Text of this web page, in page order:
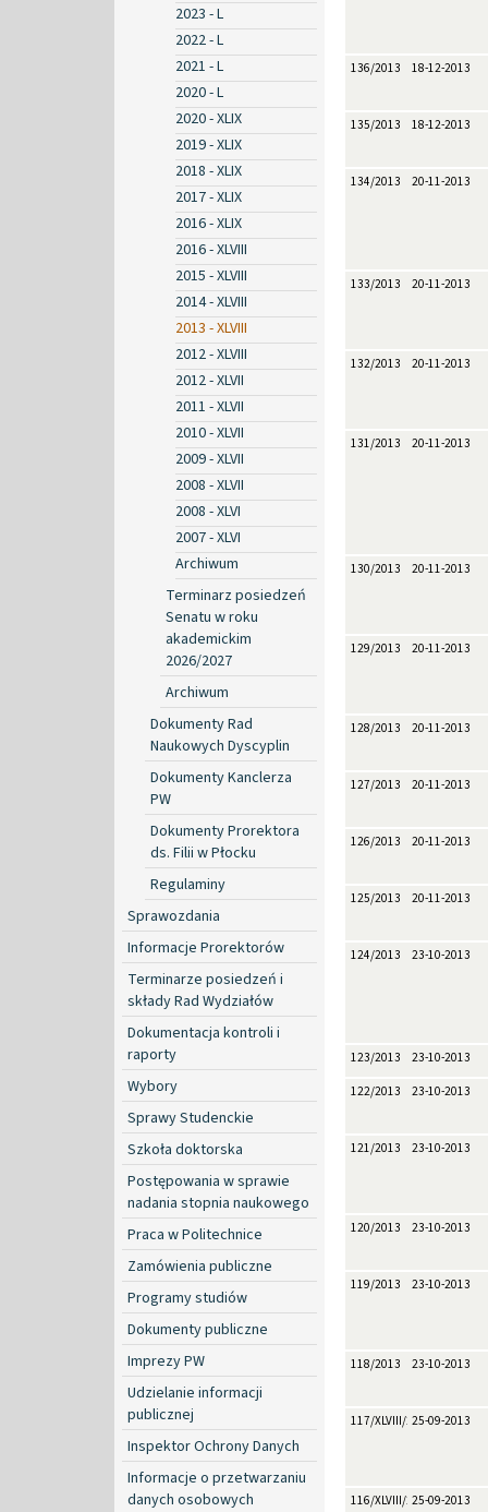
2023 - L
2022 - L
2021 - L
2020 - L
2020 - XLIX
2019 - XLIX
2018 - XLIX
2017 - XLIX
2016 - XLIX
2016 - XLVIII
2015 - XLVIII
2014 - XLVIII
2013 - XLVIII
2012 - XLVIII
2012 - XLVII
2011 - XLVII
2010 - XLVII
2009 - XLVII
2008 - XLVII
2008 - XLVI
2007 - XLVI
Archiwum
Terminarz posiedzeń
Senatu w roku
akademickim
2026/2027
Archiwum
Dokumenty Rad
Naukowych Dyscyplin
Dokumenty Kanclerza
PW
Dokumenty Prorektora
ds. Filii w Płocku
Regulaminy
Sprawozdania
Informacje Prorektorów
Terminarze posiedzeń i
składy Rad Wydziałów
Dokumentacja kontroli i
raporty
Wybory
Sprawy Studenckie
Szkoła doktorska
Postępowania w sprawie
nadania stopnia naukowego
Praca w Politechnice
Zamówienia publiczne
Programy studiów
Dokumenty publiczne
Imprezy PW
Udzielanie informacji
publicznej
Inspektor Ochrony Danych
Informacje o przetwarzaniu
danych osobowych
136/2013 18-12-2013
135/2013 18-12-2013
134/2013 20-11-2013
133/2013 20-11-2013
132/2013 20-11-2013
131/2013 20-11-2013
130/2013 20-11-2013
129/2013 20-11-2013
128/2013 20-11-2013
127/2013 20-11-2013
126/2013 20-11-2013
125/2013 20-11-2013
124/2013 23-10-2013
123/2013 23-10-2013
122/2013 23-10-2013
121/2013 23-10-2013
120/2013 23-10-2013
119/2013 23-10-2013
118/2013 23-10-2013
117/XLVIII/201325-09-2013
116/XLVIII/201325-09-2013